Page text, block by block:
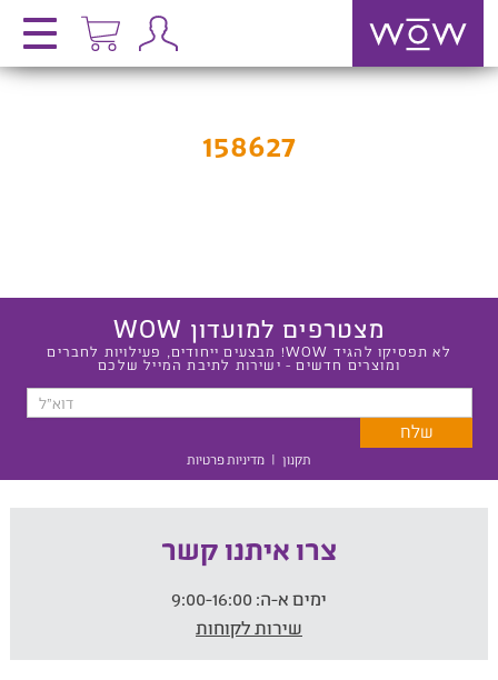
158627
מצטרפים למועדון WOW
לא תפסיקו להגיד WOW! מבצעים ייחודים, פעילויות לחברים
ומוצרים חדשים - ישירות לתיבת המייל שלכם
תקנון | מדיניות פרטיות
צרו איתנו קשר
ימים א-ה:
שירות לקוחות